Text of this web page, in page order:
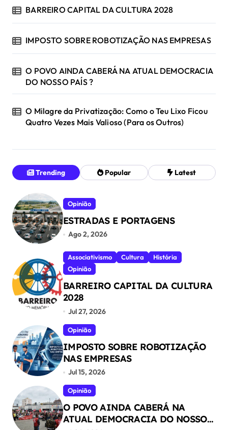
BARREIRO CAPITAL DA CULTURA 2028
IMPOSTO SOBRE ROBOTIZAÇÃO NAS EMPRESAS
O POVO AINDA CABERÁ NA ATUAL DEMOCRACIA
DO NOSSO PAÍS ?
O Milagre da Privatização: Como o Teu Lixo Ficou
Quatro Vezes Mais Valioso (Para os Outros)
Trending Popular Latest
Opinião
ESTRADAS E PORTAGENS
Ago 2, 2026
Associativismo Cultura
História
Opinião
BARREIRO CAPITAL DA CULTURA
2028
Jul 27, 2026
Opinião
IMPOSTO SOBRE ROBOTIZAÇÃO
NAS EMPRESAS
Jul 15, 2026
Opinião
O POVO AINDA CABERÁ NA
ATUAL DEMOCRACIA DO NOSSO